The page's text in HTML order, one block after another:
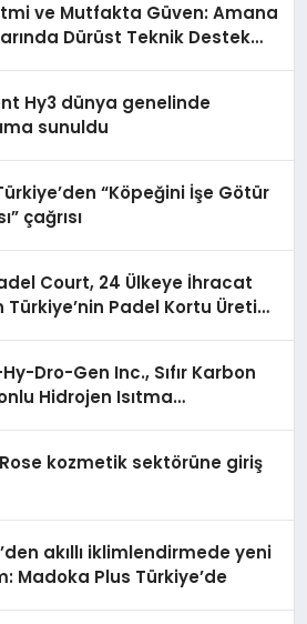
ve Mutfakta Güven: Amana
Dürüst Teknik Destek
Hy3 dünya genelinde
sunuldu
“Köpeğini İşe Götür
çağrısı
Court, 24 Ülkeye İhracat
Türkiye’nin Padel Kortu Üretim
Dro-Gen Inc., Sıfır Karbon
Hidrojen Isıtma
kozmetik sektörüne giriş
akıllı iklimlendirmede yeni
Madoka Plus Türkiye’de